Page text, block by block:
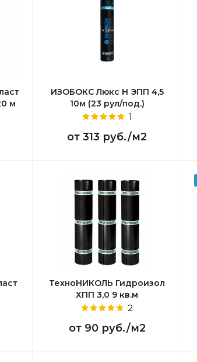
м
ИЗОБОКС Люкс Н ЭПП 4,5
10м (23 рул/под.)
1
от 313 руб./м2
ТехноНИКОЛЬ Гидроизол
ХПП 3,0 9 кв.м
2
от 90 руб./м2